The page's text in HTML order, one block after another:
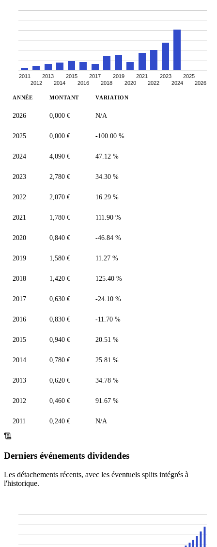
2011
2012
2013
2014
2015
2016
2017
2018
2019
2020
2021
2022
2023
2024
2025
2026
ANNÉE MONTANT VARIATION
2026 0,000 € N/A
2025 0,000 € -100.00 %
2024 4,090 € 47.12 %
2023 2,780 € 34.30 %
2022 2,070 € 16.29 %
2021 1,780 € 111.90 %
2020 0,840 € -46.84 %
2019 1,580 € 11.27 %
2018 1,420 € 125.40 %
2017 0,630 € -24.10 %
2016 0,830 € -11.70 %
2015 0,940 € 20.51 %
2014 0,780 € 25.81 %
2013 0,620 € 34.78 %
2012 0,460 € 91.67 %
2011 0,240 € N/A
Derniers événements dividendes
Les détachements récents, avec les éventuels splits intégrés à
l'historique.